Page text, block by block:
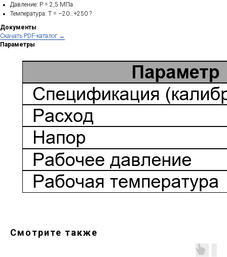
Давление: P = 2,5 МПа
Температура: T = –20…+250 ?
Документы
Cкачать PDF-каталог →
Параметры
Смотрите также